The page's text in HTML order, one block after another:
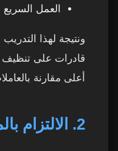
العمل
ونتيجة لهذا
قادرات على تنظيف
أعلى مقارنة
2. الالتزام بالمواعيد